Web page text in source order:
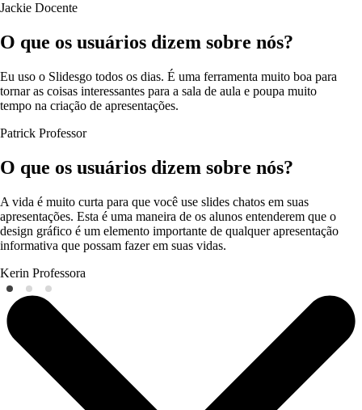
Jackie Docente
O que os usuários dizem sobre nós?
Eu uso o Slidesgo todos os dias. É uma ferramenta muito boa para
tornar as coisas interessantes para a sala de aula e poupa muito
tempo na criação de apresentações.
Patrick Professor
O que os usuários dizem sobre nós?
A vida é muito curta para que você use slides chatos em suas
apresentações. Esta é uma maneira de os alunos entenderem que o
design gráfico é um elemento importante de qualquer apresentação
informativa que possam fazer em suas vidas.
Kerin Professora